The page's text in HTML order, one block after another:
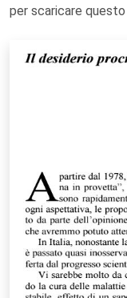
per scaricare